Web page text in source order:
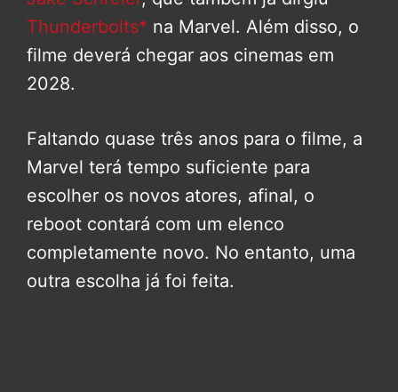
Thunderbolts* na Marvel. Além disso, o
filme deverá chegar aos cinemas em
2028.
Faltando quase três anos para o filme, a
Marvel terá tempo suficiente para
escolher os novos atores, afinal, o
reboot contará com um elenco
completamente novo. No entanto, uma
outra escolha já foi feita.